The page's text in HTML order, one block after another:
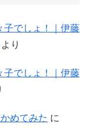
子でしょ！｜伊藤
より
子でしょ！｜伊藤
めてみた に